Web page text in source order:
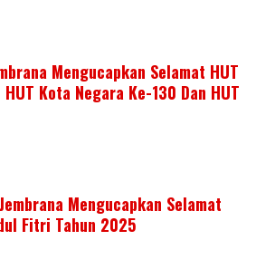
Mengucapkan Selamat HUT
Kota Negara Ke-130 Dan HUT
Mengucapkan Selamat
Fitri Tahun 2025